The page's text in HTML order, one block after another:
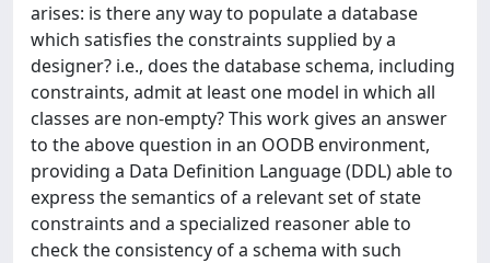
arises: is there any way to populate a database
which satisfies the constraints supplied by a
designer? i.e., does the database schema, including
constraints, admit at least one model in which all
classes are non-empty? This work gives an answer
to the above question in an OODB environment,
providing a Data Definition Language (DDL) able to
express the semantics of a relevant set of state
constraints and a specialized reasoner able to
check the consistency of a schema with such